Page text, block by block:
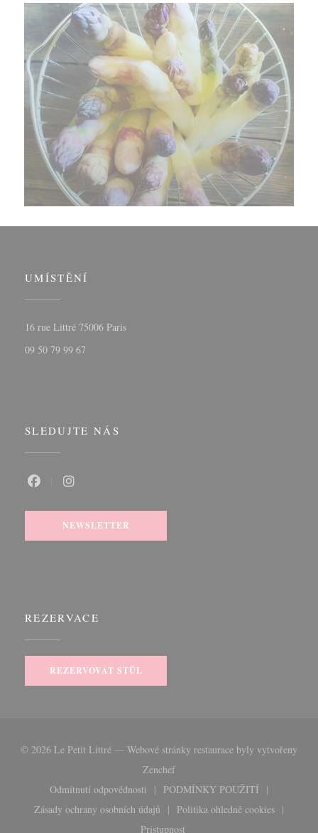
UMÍSTĚNÍ
16 rue Littré 75006 Paris((otevře se v novém okně))
09 50 79 99 67
SLEDUJTE NÁS
Facebook ((otevře se v novém okně))
NEWSLETTER
REZERVACE
REZERVOVAT STŮL
© 2026 Le Petit Littré — Webové stránky restaurace byly vytvořeny
Zenchef((otevře se v novém okně))
Odmítnutí odpovědnosti
((otevře se v novém okně))
PODMÍNKY POUŽITÍ
((otevře se v novém
Zásady ochrany osobních údajů
((otevře se v novém okně))
Politika ohledně cookies
((otevře se v
Pristupnost